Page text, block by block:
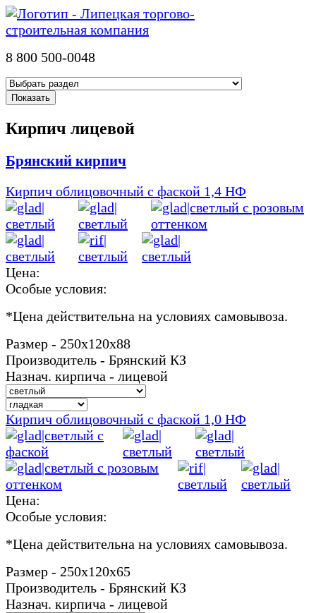
8 800 500-0048
Кирпич лицевой
Брянский кирпич
Кирпич облицовочный с фаской 1,4 НФ
Цена:
Особые условия:
*Цена действительна на условиях самовывоза.
Размер - 250х120х88
Производитель - Брянский КЗ
Назнач. кирпича - лицевой
Кирпич облицовочный с фаской 1,0 НФ
Цена:
Особые условия:
*Цена действительна на условиях самовывоза.
Размер - 250х120х65
Производитель - Брянский КЗ
Назнач. кирпича - лицевой